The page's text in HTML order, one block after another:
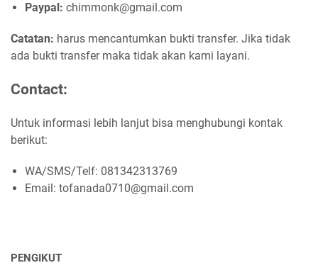
Paypal: chimmonk@gmail.com
Catatan: harus mencantumkan bukti transfer. Jika tidak
ada bukti transfer maka tidak akan kami layani.
Contact:
Untuk informasi lebih lanjut bisa menghubungi kontak
berikut:
WA/SMS/Telf: 081342313769
Email: tofanada0710@gmail.com
PENGIKUT